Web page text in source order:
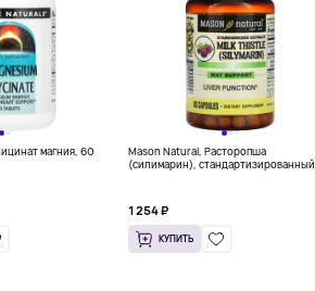
магния, 60
Mason Natural, Расторопша
(силимарин), стандартизированный
1 254 ₽
КУПИТЬ